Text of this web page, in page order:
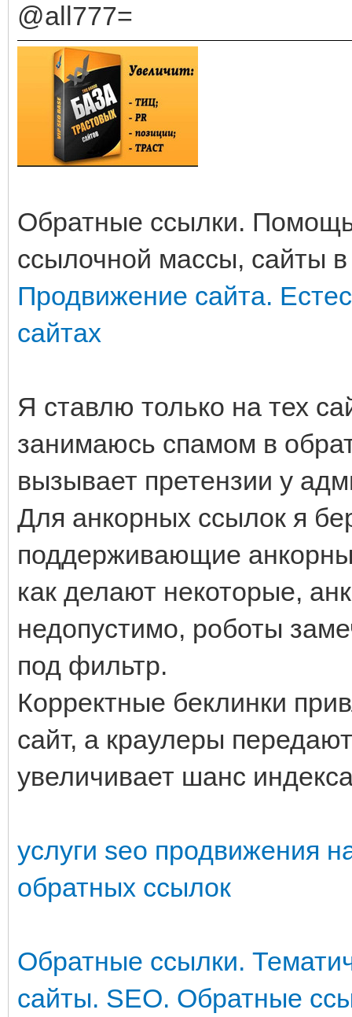
@all777=
Обратные ссылки.
ссылочной массы, сайты
Продвижение сайта.
сайтах
Я ставлю только на тех
занимаюсь спамом в
вызывает претензии у
Для анкорных ссылок я
поддерживающие
как делают некоторые,
недопустимо, роботы
под фильтр.
Корректные беклинки
сайт, а краулеры
увеличивает шанс
услуги seo продвижения
обратных ссылок
Обратные ссылки.
сайты. SEO. Обратные